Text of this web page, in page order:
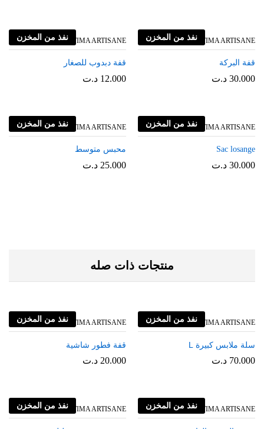
نفذ من المخزنFATIMA ARTISANE
قفة البركة
30.000 د.ت
نفذ من المخزنFATIMA ARTISANE
قفة دبدوب للصغار
12.000 د.ت
نفذ من المخزنFATIMA ARTISANE
Sac losange
30.000 د.ت
نفذ من المخزنFATIMA ARTISANE
محبس متوسط
25.000 د.ت
منتجات ذات صله
نفذ من المخزنFATIMA ARTISANE
سلة ملابس كبيرة L
70.000 د.ت
نفذ من المخزنFATIMA ARTISANE
قفة فطور شاشية
20.000 د.ت
نفذ من المخزنFATIMA ARTISANE نفذ من المخزنFATIMA ARTISANE